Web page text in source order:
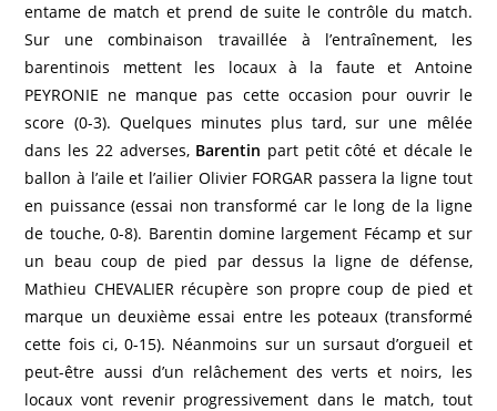
entame de match et prend de suite le contrôle du match.
Sur une combinaison travaillée à l’entraînement, les
barentinois mettent les locaux à la faute et Antoine
PEYRONIE ne manque pas cette occasion pour ouvrir le
score (0-3). Quelques minutes plus tard, sur une mêlée
dans les 22 adverses, Barentin part petit côté et décale le
ballon à l’aile et l’ailier Olivier FORGAR passera la ligne tout
en puissance (essai non transformé car le long de la ligne
de touche, 0-8). Barentin domine largement Fécamp et sur
un beau coup de pied par dessus la ligne de défense,
Mathieu CHEVALIER récupère son propre coup de pied et
marque un deuxième essai entre les poteaux (transformé
cette fois ci, 0-15). Néanmoins sur un sursaut d’orgueil et
peut-être aussi d’un relâchement des verts et noirs, les
locaux vont revenir progressivement dans le match, tout